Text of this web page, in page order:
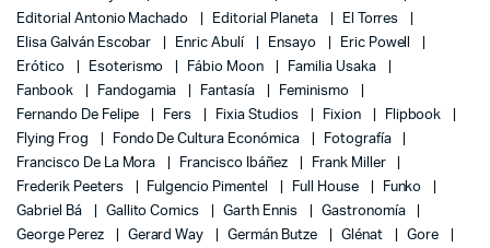
Editorial Antonio Machado
Editorial Planeta
El Torres
Elisa Galván Escobar
Enric Abulí Ensayo
Eric Powell
Erótico
Esoterismo Fábio Moon
Familia Usaka
Fanbook
Fandogamia Fantasía
Feminismo
Fernando De Felipe
Fers Fixia Studios Fixion
Flipbook
Flying Frog
Fondo De Cultura Económica
Fotografía
Francisco De La Mora
Francisco Ibáñez
Frank Miller
Frederik Peeters
Fulgencio Pimentel Full House
Funko
Gabriel Bá
Gallito Comics Garth Ennis
Gastronomía
George Perez
Gerard Way Germán Butze Glénat
Gore